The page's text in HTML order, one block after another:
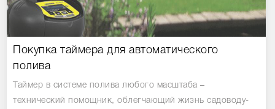
Покупка таймера для автоматического
полива
Таймер в системе полива любого масштаба –
технический помощник, облегчающий жизнь садоводу-